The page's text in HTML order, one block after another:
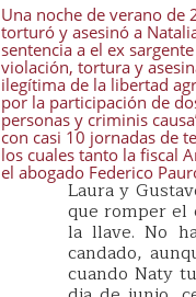
Una noche de verano de
torturó y asesinó a
sentencia a el ex
violación, tortura y
ilegítima de la libertad
por la participación de
personas y criminis
con casi 10 jornadas de
los cuales tanto la fiscal
el abogado Federico
Laura y
que romper el
la llave. No
candado,
cuando Naty